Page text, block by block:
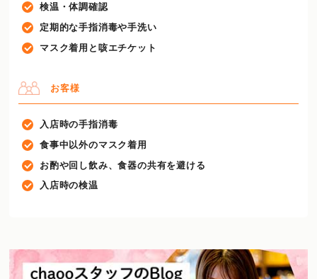
検温・体調確認
定期的な手指消毒や手洗い
マスク着用と咳エチケット
お客様
入店時の手指消毒
食事中以外のマスク着用
お酌や回し飲み、食器の共有を避ける
入店時の検温